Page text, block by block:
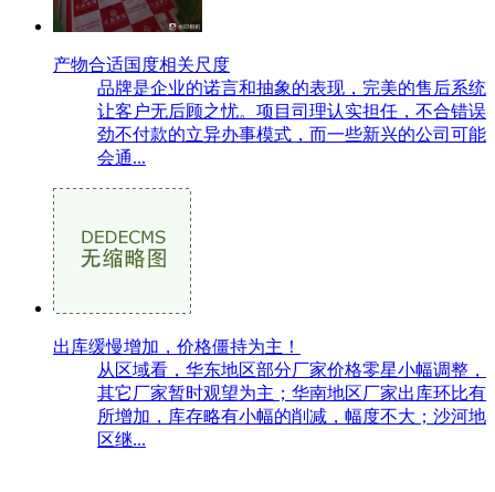
产物合适国度相关尺度
品牌是企业的诺言和抽象的表现，完美的售后系统
让客户无后顾之忧。项目司理认实担任，不合错误
劲不付款的立异办事模式，而一些新兴的公司可能
会通...
出库缓慢增加，价格僵持为主！
从区域看，华东地区部分厂家价格零星小幅调整，
其它厂家暂时观望为主；华南地区厂家出库环比有
所增加，库存略有小幅的削减，幅度不大；沙河地
区继...